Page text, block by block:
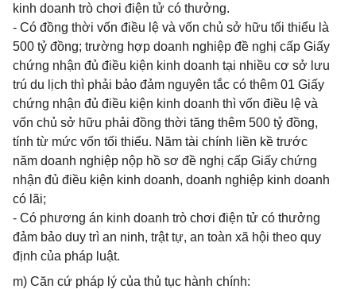
kinh doanh trò chơi điện tử có thưởng.
- Có đồng thời vốn điều lệ và vốn chủ sở hữu tối thiểu là
500 tỷ đồng; trường hợp doanh nghiệp đề nghị cấp Giấy
chứng nhận đủ điều kiện kinh doanh tại nhiều cơ sở lưu
trú du lịch thì phải bảo đảm nguyên tắc có thêm 01 Giấy
chứng nhận đủ điều kiện kinh doanh thì vốn điều lệ và
vốn chủ sở hữu phải đồng thời tăng thêm 500 tỷ đồng,
tính từ mức vốn tối thiểu. Năm tài chính liền kề trước
năm doanh nghiệp nộp hồ sơ đề nghị cấp Giấy chứng
nhận đủ điều kiện kinh doanh, doanh nghiệp kinh doanh
có lãi;
- Có phương án kinh doanh trò chơi điện tử có thưởng
đảm bảo duy trì an ninh, trật tự, an toàn xã hội theo quy
định của pháp luật.
m) Căn cứ pháp lý của thủ tục hành chính: